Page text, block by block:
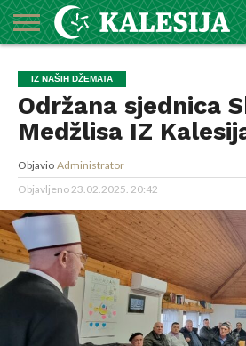
O
MEDŽLISU
DŽEMATI
IMAMI
MEKTEBSKI
CENTAR
VIJESTI
HUTBE
NAJAVE
KALENDAR
KONTAKT
IZ NAŠIH DŽEMATA
Održana sjednica
Medžlisa IZ
Objavio Administrator
Objavljeno23.02.2025. 20:42